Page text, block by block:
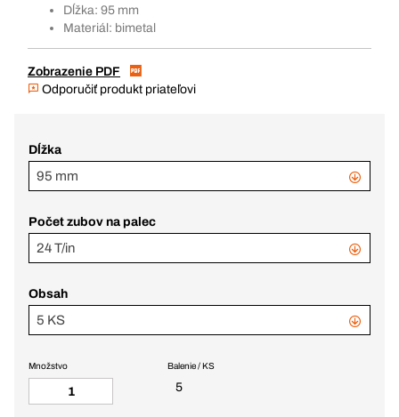
Dĺžka: 95 mm
Materiál: bimetal
Zobrazenie PDF
Odporučiť produkt priateľovi
Dĺžka
95 mm
Počet zubov na palec
24 T/in
Obsah
5 KS
Balenie / KS
5
Množstvo